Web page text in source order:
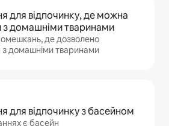
для відпочинку, де можна
з домашніми тваринами
де дозволено
з домашніми тваринами
для відпочинку з басейном
є басейн